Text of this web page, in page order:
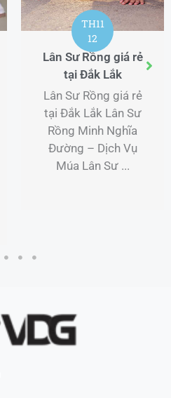
TH12
14
Câu lạc bộ Boxing
chuyên nghiệp tại
Đắk Lắk
Câu lạc bộ Boxing
chuyên nghiệp tại
Đắk Lắk Lớp học
Boxing tại Đắk Lắk